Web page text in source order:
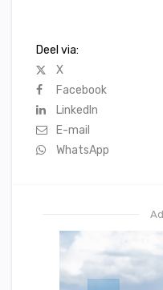
Deel via:
X
Facebook
LinkedIn
E-mail
WhatsApp